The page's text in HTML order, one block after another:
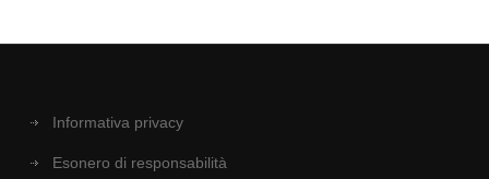
Informativa privacy
Esonero di responsabilità